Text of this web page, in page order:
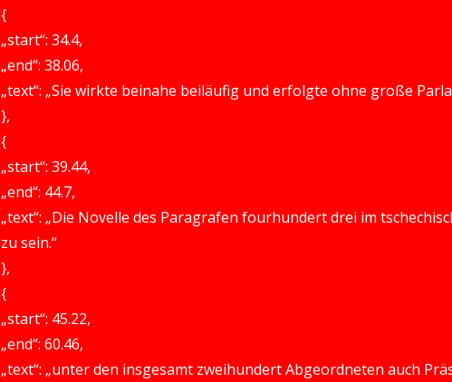
{
„start“: 34.4,
„end“: 38.06,
„text“: „Sie wirkte beinahe beiläufig und erfolgte ohne große
},
{
„start“: 39.44,
„end“: 44.7,
„text“: „Die Novelle des Paragrafen fourhundert drei im
zu sein.“
},
{
„start“: 45.22,
„end“: 60.46,
„text“: „unter den insgesamt zweihundert Abgeordneten auch